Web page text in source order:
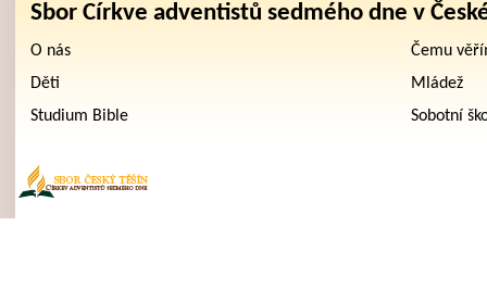
Sbor Církve adventistů sedmého dne v
O nás
Čemu
Děti
Mládež
Studium Bible
Sobotní